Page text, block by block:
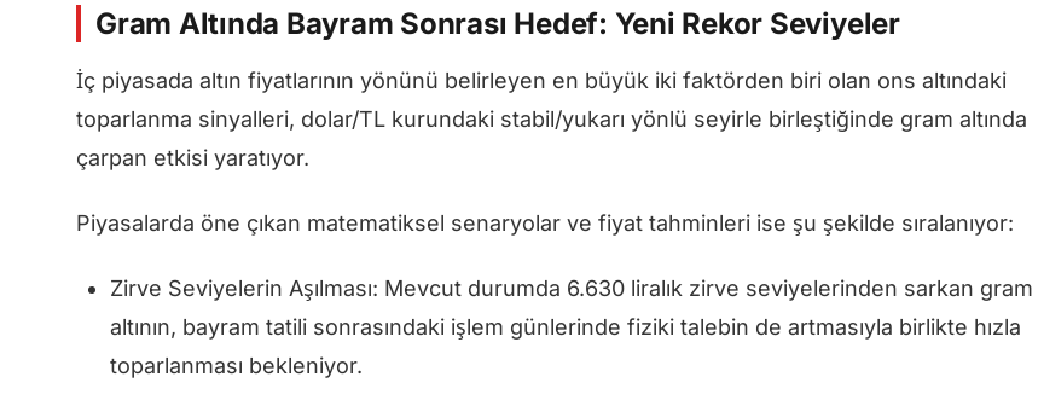
Gram Altında Bayram Sonrası Hedef: Yeni Rekor Seviyeler
İç piyasada altın fiyatlarının yönünü belirleyen en büyük iki faktörden biri olan ons altındaki
toparlanma sinyalleri, dolar/TL kurundaki stabil/yukarı yönlü seyirle birleştiğinde gram altında
çarpan etkisi yaratıyor.
Piyasalarda öne çıkan matematiksel senaryolar ve fiyat tahminleri ise şu şekilde sıralanıyor:
Zirve Seviyelerin Aşılması: Mevcut durumda 6.630 liralık zirve seviyelerinden sarkan gram
altının, bayram tatili sonrasındaki işlem günlerinde fiziki talebin de artmasıyla birlikte hızla
toparlanması bekleniyor.